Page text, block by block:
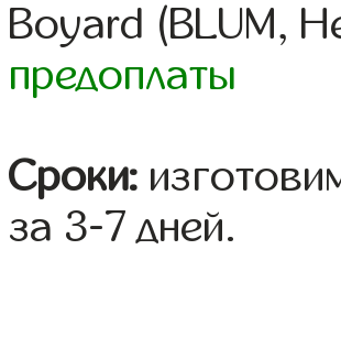
Boyard (BLUM,
предоплаты
Сроки:
за 3-7 дней.